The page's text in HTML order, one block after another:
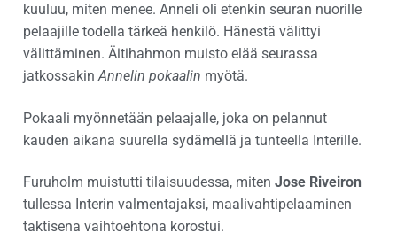
kuuluu, miten menee. Anneli oli etenkin seuran nuorille
pelaajille todella tärkeä henkilö. Hänestä välittyi
välittäminen. Äitihahmon muisto elää seurassa
jatkossakinAnnelin pokaalin myötä.
Pokaali myönnetään pelaajalle, joka on pelannut
kauden aikana suurella sydämellä ja tunteella Interille.
Furuholm muistutti tilaisuudessa, miten Jose Riveiron
tullessa Interin valmentajaksi, maalivahtipelaaminen
taktisena vaihtoehtona korostui.